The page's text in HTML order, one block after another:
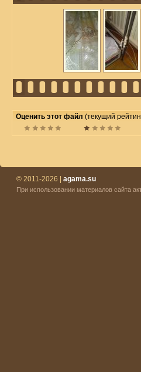
Оценить этот файл (текущий
© 2011-2026 | agama.su
При использовании материалов сайта